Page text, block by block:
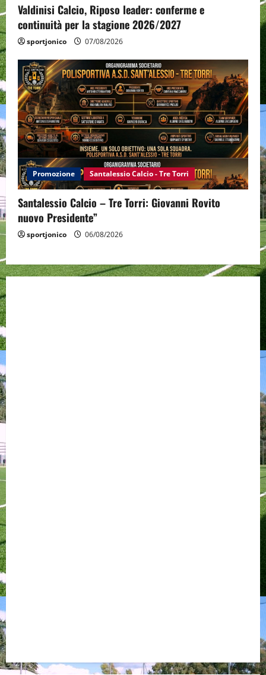
Valdinisi Calcio, Riposo leader: conferme e
continuità per la stagione 2026/2027
sportjonico 07/08/2026
Promozione Santalessio Calcio - Tre Torri
Santalessio Calcio – Tre Torri: Giovanni Rovito
nuovo Presidente”
sportjonico 06/08/2026